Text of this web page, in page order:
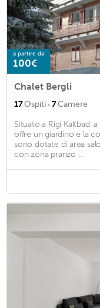
a partire da
100€
Chalet Bergli
17Ospiti · 7Camere
Situato a Rigi Kaltbad,
offre un giardino e la
sono dotate di area
con zona pranzo ...